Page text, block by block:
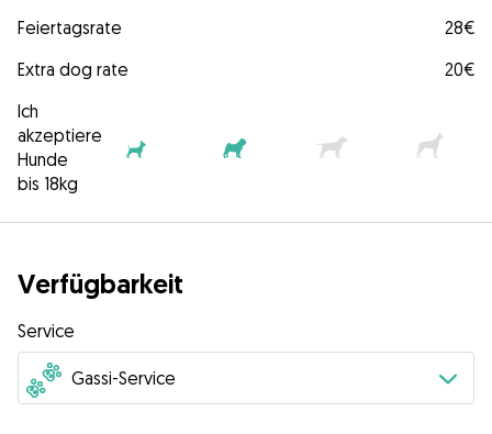
Feiertagsrate
28€
Extra dog rate
20€
Ich
akzeptiere
Hunde
bis 18kg
Verfügbarkeit
Service